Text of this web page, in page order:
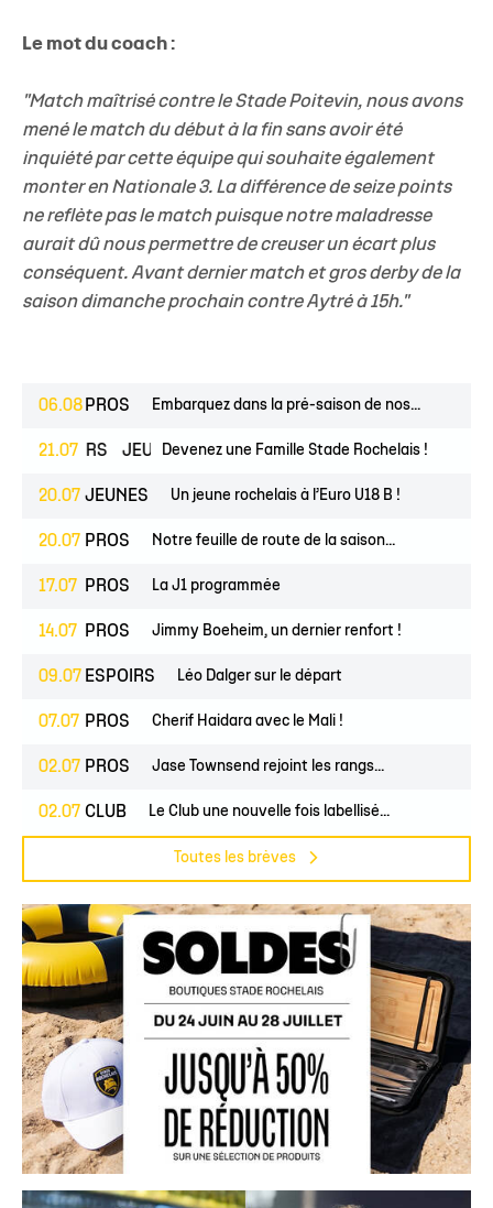
Le mot du coach :
"Match maîtrisé contre le Stade Poitevin, nous avons
mené le match du début à la fin sans avoir été
inquiété par cette équipe qui souhaite également
monter en Nationale 3. La différence de seize points
ne reflète pas le match puisque notre maladresse
aurait dû nous permettre de creuser un écart plus
conséquent. Avant dernier match et gros derby de la
saison dimanche prochain contre Aytré à 15h."
06.08 PROS Embarquez dans la pré-saison de nos...
21.07
ESPOIRS JEUNESDevenez une Famille Stade Rochelais !
20.07 JEUNES Un jeune rochelais à l’Euro U18 B !
20.07 PROS Notre feuille de route de la saison...
17.07 PROS La J1 programmée
14.07 PROS Jimmy Boeheim, un dernier renfort !
09.07 ESPOIRS Léo Dalger sur le départ
07.07 PROS Cherif Haidara avec le Mali !
02.07 PROS Jase Townsend rejoint les rangs...
02.07 CLUB Le Club une nouvelle fois labellisé...
Toutes les brèves